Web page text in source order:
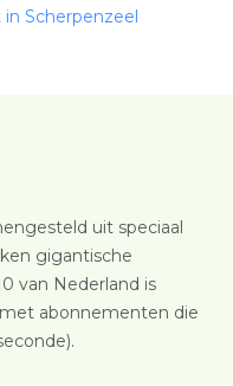
Scherpenzeel
uit speciaal
gigantische
van Nederland is
abonnementen die